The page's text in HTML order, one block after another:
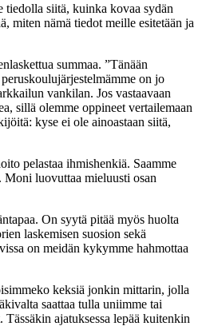
tiedolla siitä, kuinka kovaa sydän
miten nämä tiedot meille esitetään ja
summaa. ”Tänään
on jo
vankilan. Jos vastaavaan
sillä olemme oppineet vertailemaan
kyse ei ole ainoastaan siitä,
pelastaa ihmishenkiä. Saamme
Moni luovuttaa mieluusti osan
On syytä pitää myös huolta
laskemisen suosion sekä
on meidän kykymme hahmottaa
keksiä jonkin mittarin, jolla
saattaa tulla uniimme tai
ajatuksessa lepää kuitenkin